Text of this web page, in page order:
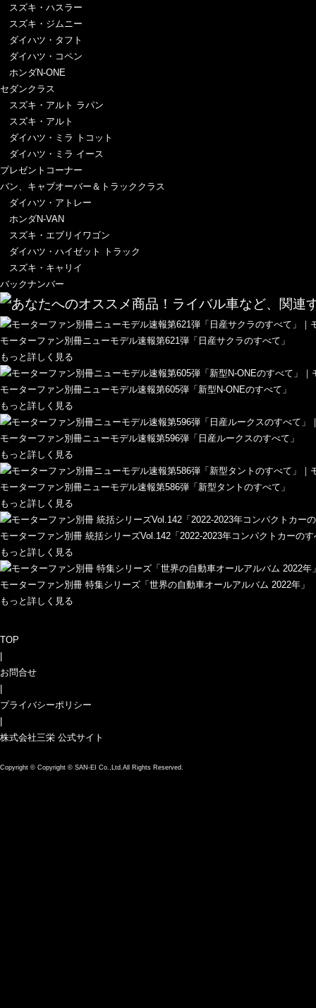
スズキ・ハスラー
スズキ・ジムニー
ダイハツ・タフト
ダイハツ・コペン
ホンダN-ONE
セダンクラス
スズキ・アルト ラパン
スズキ・アルト
ダイハツ・ミラ トコット
ダイハツ・ミラ イース
プレゼントコーナー
バン、キャブオーバー＆トラッククラス
ダイハツ・アトレー
ホンダN-VAN
スズキ・エブリイワゴン
ダイハツ・ハイゼット トラック
スズキ・キャリイ
バックナンバー
モーターファン別冊ニューモデル速報第621弾「日産サクラのすべて」
もっと詳しく見る
モーターファン別冊ニューモデル速報第605弾「新型N-ONEのすべて」
もっと詳しく見る
モーターファン別冊ニューモデル速報第596弾「日産ルークスのすべて」
もっと詳しく見る
モーターファン別冊ニューモデル速報第586弾「新型タントのすべて」
もっと詳しく見る
モーターファン別冊 統括シリーズVol.142「2022-2023年コンパクトカーの
もっと詳しく見る
モーターファン別冊 特集シリーズ「世界の自動車オールアルバム 2022年」
もっと詳しく見る
TOP
お問合せ
プライバシーポリシー
株式会社三栄 公式サイト
Copyright © Copyright © SAN-EI Co.,Ltd.All Rights Reserved.